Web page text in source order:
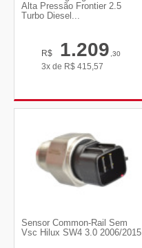
Alta Pressão Frontier 2.5
Turbo Diesel...
R$ 1.209,30
3x de R$ 415,57
Sensor Common-Rail Sem
Vsc Hilux SW4 3.0 2006/2015